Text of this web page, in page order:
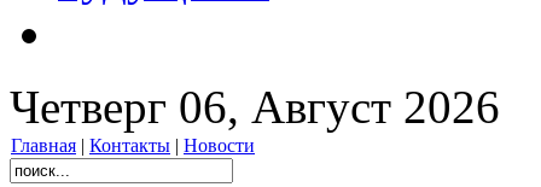
Четверг 06, Август 2026
Главная | Контакты | Новости